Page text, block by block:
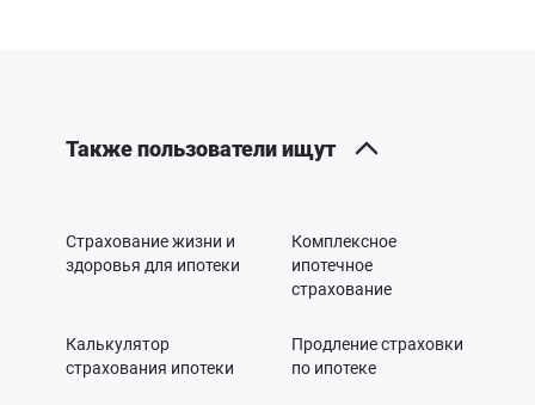
Также пользователи ищут
Страхование жизни и
здоровья для ипотеки
Комплексное
ипотечное
страхование
Калькулятор
страхования ипотеки
Продление страховки
по ипотеке